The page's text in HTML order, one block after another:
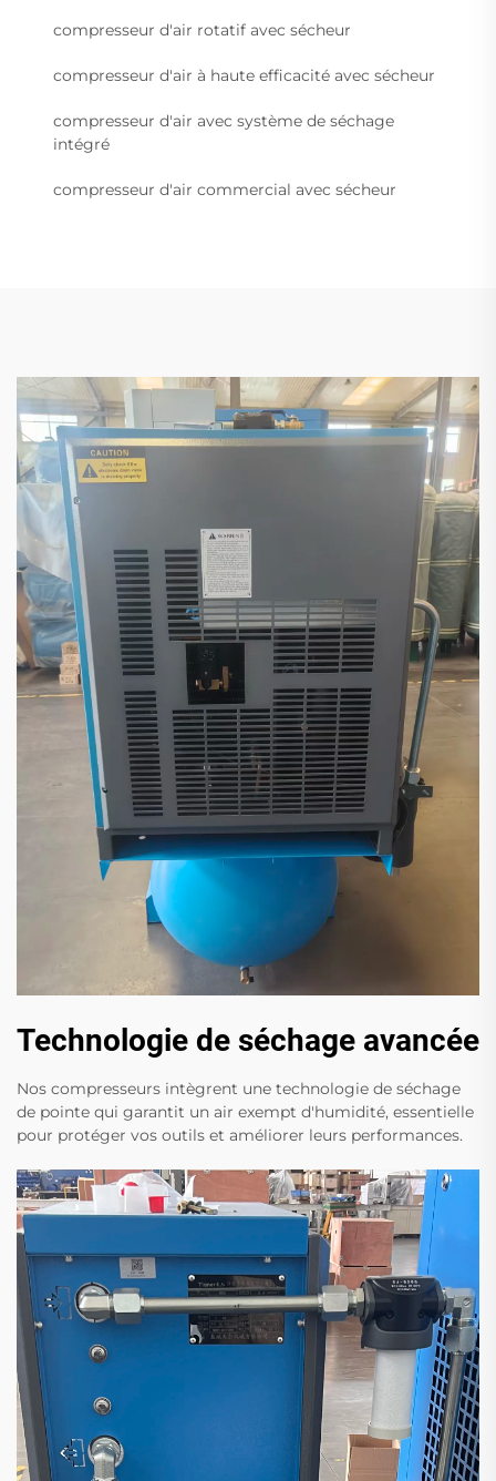
compresseur d'air rotatif avec sécheur
compresseur d'air à haute efficacité avec sécheur
compresseur d'air avec système de séchage
intégré
compresseur d'air commercial avec sécheur
Technologie de séchage avancée
Nos compresseurs intègrent une technologie de séchage
de pointe qui garantit un air exempt d'humidité, essentielle
pour protéger vos outils et améliorer leurs performances.